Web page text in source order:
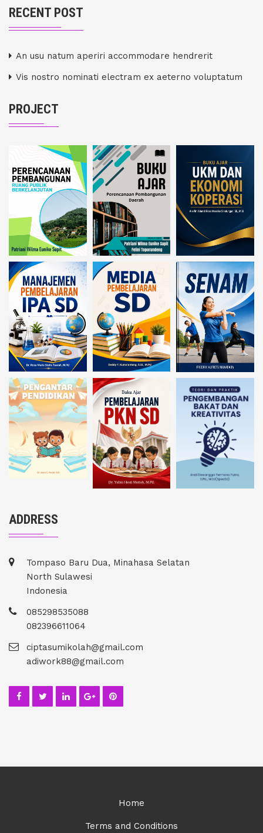
RECENT POST
An usu natum aperiri accommodare hendrerit
Vis nostro nominati electram ex aeterno voluptatum
PROJECT
ADDRESS
Tompaso Baru Dua, Minahasa Selatan
North Sulawesi
Indonesia
085298535088
082396611064
ciptasumikolah@gmail.com
adiwork88@gmail.com
Home
Terms and Conditions